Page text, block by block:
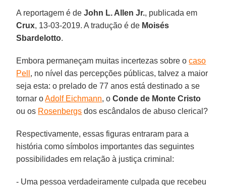
A reportagem é de John L. Allen Jr., publicada em
Crux, 13-03-2019. A tradução é de Moisés
Sbardelotto.
Embora permaneçam muitas incertezas sobre ocaso
Pell , no nível das percepções públicas, talvez a maior
seja esta: o prelado de 77 anos está destinado a se
tornar oAdolf Eichmann, oConde de Monte Cristo
ou os Rosenbergs dos escândalos de abuso clerical?
Respectivamente, essas figuras entraram para a
história como símbolos importantes das seguintes
possibilidades em relação à justiça criminal:
- Uma pessoa verdadeiramente culpada que recebeu